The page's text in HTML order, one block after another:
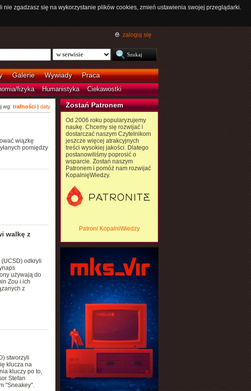
zgadzasz się na wykorzystanie plików cookies, zmień ustawienia swojej przeglądarki.
zaloguj się
Galerie Wywiady Praca
fizyka Humanistyka Ciekawostki
wg: trafności| daty
wiązkę
pomiędzy
walkę z
odkryli
używają do
Zou i ich
z
stworzyli
klucza na
kluczy po to,
Stefan
"Sneakey".
Zostań Patronem
Od 2006 roku popularyzujemy
naukę. Chcemy się rozwijać i
dostarczać naszym Czytelnikom
jeszcze więcej atrakcyjnych
treści wysokiej jakości. Dlatego
postanowiliśmy poprosić o
wsparcie. Zostań naszym
Patronem i pomóż nam rozwijać
KopalnięWiedzy.
Patroni KopalniWiedzy